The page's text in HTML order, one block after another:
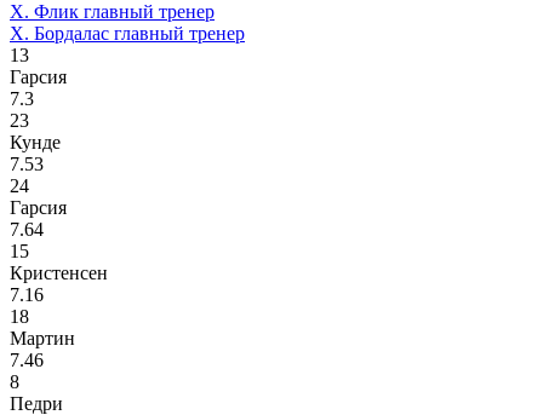
Х. Флик главный тренер
Х. Бордалас главный тренер
13
Гарсия
7.3
23
Кунде
7.53
24
Гарсия
7.64
15
Кристенсен
7.16
18
Мартин
7.46
8
Педри